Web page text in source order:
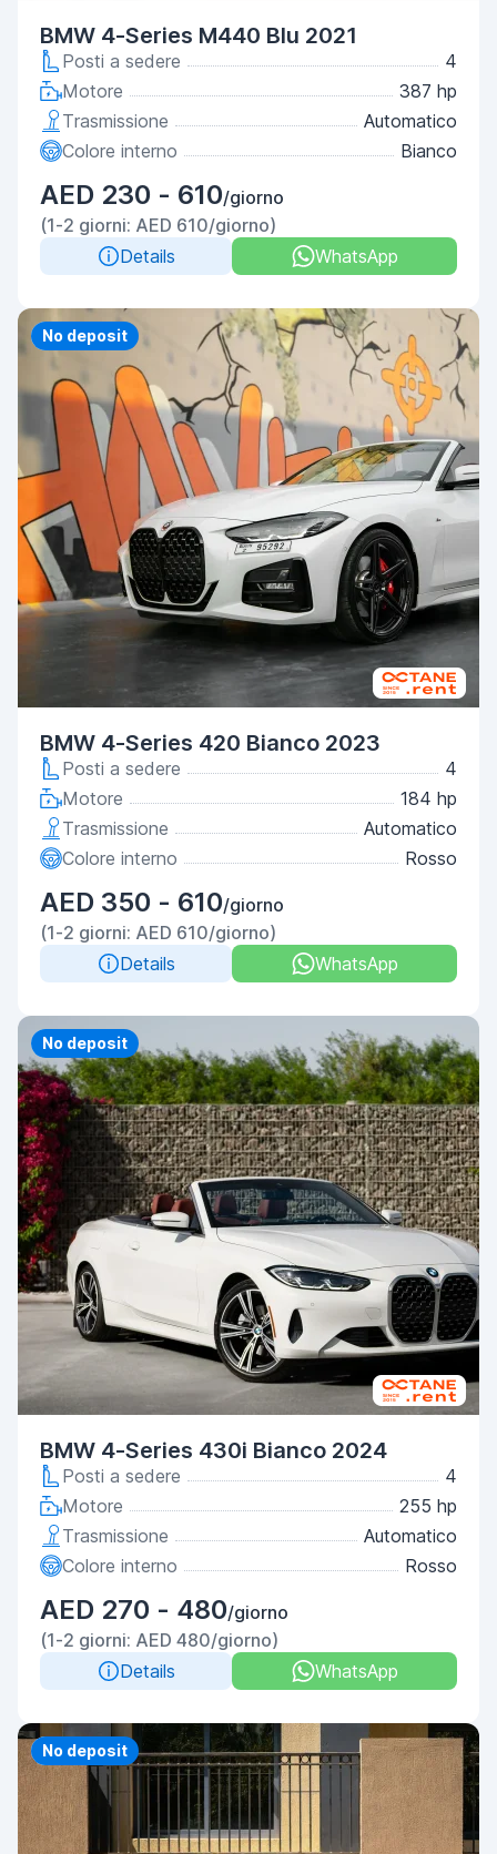
BMW 4-Series M440 Blu 2021
Posti a sedere
4
Motore
387 hp
Trasmissione
Automatico
Colore interno
Bianco
AED 230 - 610/giorno
(1-2 giorni: AED 610/giorno)
Details
WhatsApp
Priority
No deposit
BMW 4-Series 420 Bianco 2023
Posti a sedere
4
Motore
184 hp
Trasmissione
Automatico
Colore interno
Rosso
AED 350 - 610/giorno
(1-2 giorni: AED 610/giorno)
Details
WhatsApp
Priority
No deposit
BMW 4-Series 430i Bianco 2024
Posti a sedere
4
Motore
255 hp
Trasmissione
Automatico
Colore interno
Rosso
AED 270 - 480/giorno
(1-2 giorni: AED 480/giorno)
Details
WhatsApp
Priority
No deposit